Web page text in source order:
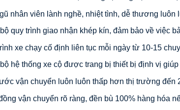
nhân viên lành nghề, nhiệt tình, dễ thương luôn
quy trình giao nhận khép kín, đảm bảo về việc
xe chạy cố định liên tục mỗi ngày từ 10-15
hệ thống xe cộ được trang bị thiết bị định vị
vận chuyển luôn luôn thấp hơn thị trường đến
vận chuyển rõ ràng, đền bù 100% hàng hóa